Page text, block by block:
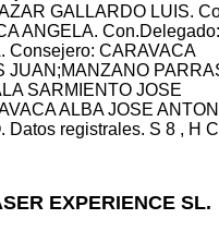
GALLARDO LUIS.
ANGELA.
Consejero: CARAVACA
JUAN;MANZANO
SARMIENTO JOSE
ALBA JOSE
Datos registrales. S 8 , H
EXPERIENCE SL.